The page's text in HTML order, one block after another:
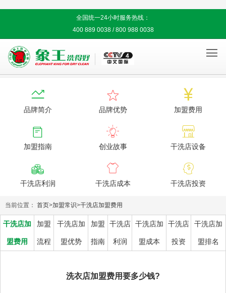
全国统一24小时服务热线：
400 889 0038 / 800 988 0038


品牌简介

品牌优势

加盟费用

加盟指南

创业故事

干洗店设备

干洗店利润

干洗店成本

干洗店投资
当前位置： 首页>加盟常识>干洗店加盟费用
干洗店加
盟费用
加盟
流程
干洗店加
盟优势
加盟
指南
干洗店
利润
干洗店加
盟成本
干洗店
投资
干洗店加
盟排名
洗衣店加盟费用要多少钱?